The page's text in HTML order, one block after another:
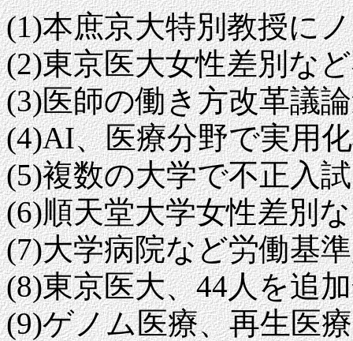
(1)本庶京大特別教授に
(2)東京医大女性差別な
(3)医師の働き方改革議
(4)AI、医療分野で実用
(5)複数の大学で不正入
(6)順天堂大学女性差別
(7)大学病院など労働基
(8)東京医大、44人を追
(9)ゲノム医療、再生医